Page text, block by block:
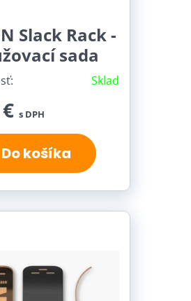
Slack Rack -
sada
Sklad
s DPH
Do košíka